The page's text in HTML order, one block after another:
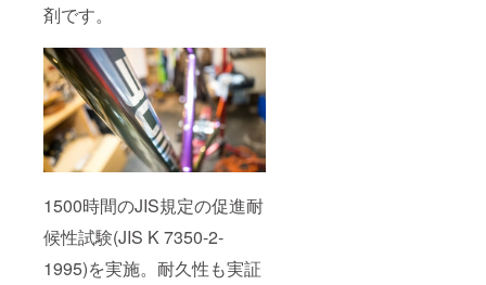
剤です。
1500時間のJIS規定の促進耐
候性試験(JIS K 7350-2-
1995)を実施。耐久性も実証